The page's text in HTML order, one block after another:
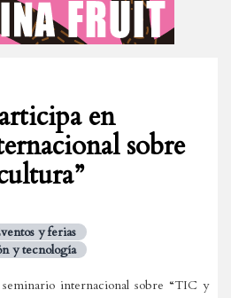
en
sobre
y ferias
y tecnología